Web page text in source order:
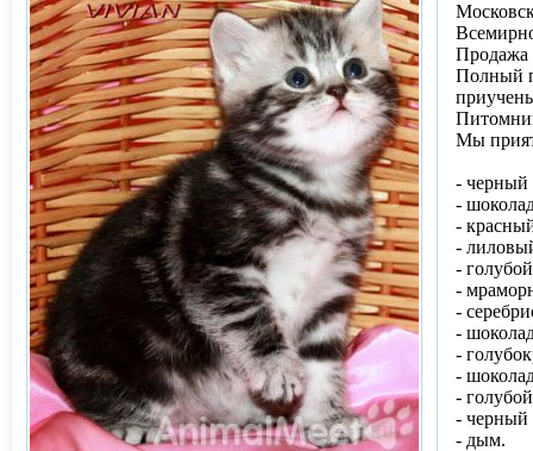
Продажа
Полный
Мы
- черный
-
-
-
-
-
-
-
-
-
- голубой
- черный
- дым.